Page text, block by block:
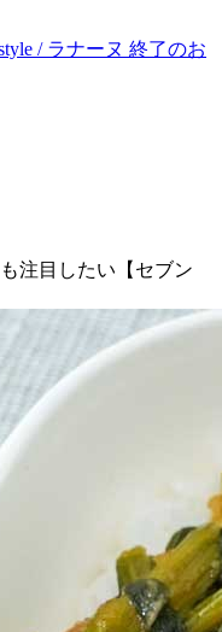
/ ラナーヌ 終了のお
注目したい【セブン